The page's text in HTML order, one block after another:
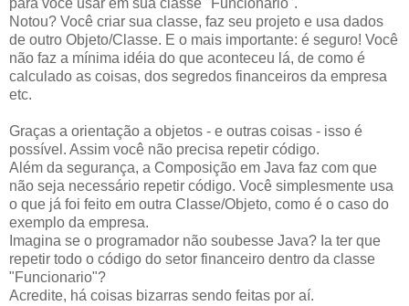
Notou? Você criar sua classe, faz seu projeto e usa dados
de outro Objeto/Classe. E o mais importante: é seguro! Você
não faz a mínima idéia do que aconteceu lá, de como é
calculado as coisas, dos segredos financeiros da empresa
etc.
Graças a orientação a objetos - e outras coisas - isso é
possível. Assim você não precisa repetir código.
Além da segurança, a Composição em Java faz com que
não seja necessário repetir código. Você simplesmente usa
o que já foi feito em outra Classe/Objeto, como é o caso do
exemplo da empresa.
Imagina se o programador não soubesse Java? Ia ter que
repetir todo o código do setor financeiro dentro da classe
"Funcionario"?
Acredite, há coisas bizarras sendo feitas por aí.